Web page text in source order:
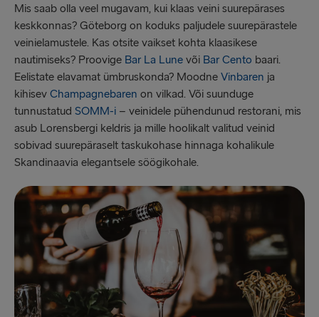
Mis saab olla veel mugavam, kui klaas veini suurepärases
keskkonnas? Göteborg on koduks paljudele suurepärastele
veinielamustele. Kas otsite vaikset kohta klaasikese
nautimiseks? Proovige Bar La Lune või Bar Cento baari.
Eelistate elavamat ümbruskonda? Moodne Vinbaren ja
kihisev Champagnebaren on vilkad. Või suunduge
tunnustatud SOMM-i – veinidele pühendunud restorani, mis
asub Lorensbergi keldris ja mille hoolikalt valitud veinid
sobivad suurepäraselt taskukohase hinnaga kohalikule
Skandinaavia elegantsele söögikohale.